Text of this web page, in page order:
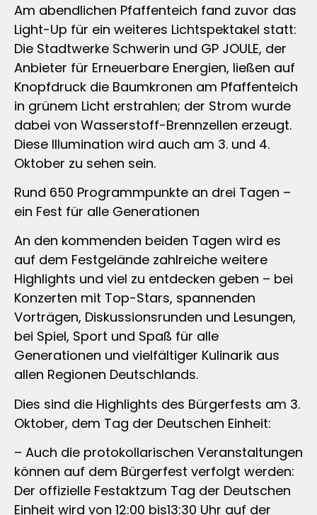
Am abendlichen Pfaffenteich fand zuvor das
Light-Up für ein weiteres Lichtspektakel statt:
Die Stadtwerke Schwerin und GP JOULE, der
Anbieter für Erneuerbare Energien, ließen auf
Knopfdruck die Baumkronen am Pfaffenteich
in grünem Licht erstrahlen; der Strom wurde
dabei von Wasserstoff-Brennzellen erzeugt.
Diese Illumination wird auch am 3. und 4.
Oktober zu sehen sein.
Rund 650 Programmpunkte an drei Tagen –
ein Fest für alle Generationen
An den kommenden beiden Tagen wird es
auf dem Festgelände zahlreiche weitere
Highlights und viel zu entdecken geben – bei
Konzerten mit Top-Stars, spannenden
Vorträgen, Diskussionsrunden und Lesungen,
bei Spiel, Sport und Spaß für alle
Generationen und vielfältiger Kulinarik aus
allen Regionen Deutschlands.
Dies sind die Highlights des Bürgerfests am 3.
Oktober, dem Tag der Deutschen Einheit:
– Auch die protokollarischen Veranstaltungen
können auf dem Bürgerfest verfolgt werden:
Der offizielle Festaktzum Tag der Deutschen
Einheit wird von 12:00 bis13:30 Uhr auf der